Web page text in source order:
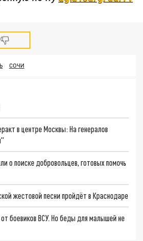
СОЧИ
в центре Москвы: На генералов
о поиске добровольцев, готовых помочь
жестовой песни пройдёт в Краснодаре
боевиков ВСУ. Но беды для малышей не